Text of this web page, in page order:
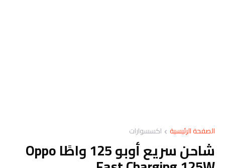
الصفحة الرئيسية اكسسوارات
شاحن سريع أوبو 125 واطًا Oppo